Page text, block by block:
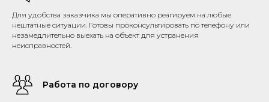
Для удобства заказчика мы оперативно реагируем на любые
нештатные ситуации. Готовы проконсультировать по телефону или
незамедлительно выехать на объект для устранения
неисправностей.
Работа по договору